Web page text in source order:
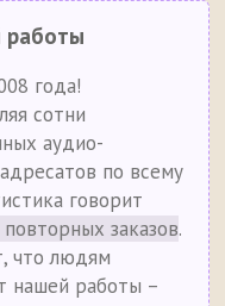
работы
года!
сотни
аудио-
по всему
говорит
повторных заказов.
что людям
нашей работы –